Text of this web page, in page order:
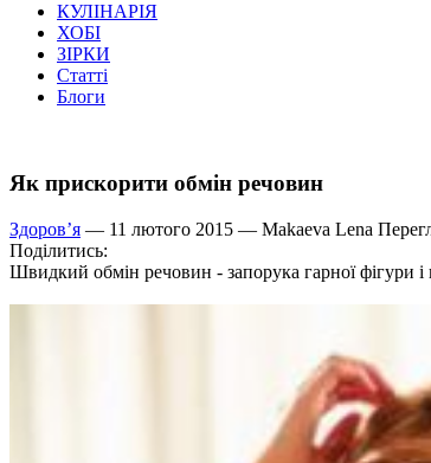
КУЛІНАРІЯ
ХОБІ
ЗІРКИ
Статті
Блоги
Як прискорити обмін речовин
Здоров’я — 11 лютого 2015 — Makaeva Lena
Поділитись:
Швидкий обмін речовин - запорука гарної фігури